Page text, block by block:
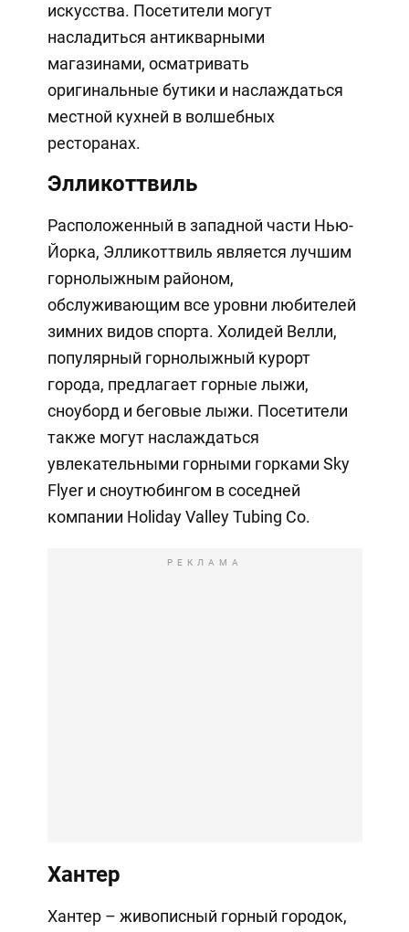
искусства. Посетители могут
насладиться антикварными
магазинами, осматривать
оригинальные бутики и наслаждаться
местной кухней в волшебных
ресторанах.
Элликоттвиль
Расположенный в западной части Нью-
Йорка, Элликоттвиль является лучшим
горнолыжным районом,
обслуживающим все уровни любителей
зимних видов спорта. Холидей Велли,
популярный горнолыжный курорт
города, предлагает горные лыжи,
сноуборд и беговые лыжи. Посетители
также могут наслаждаться
увлекательными горными горками Sky
Flyer и сноутюбингом в соседней
компании Holiday Valley Tubing Co.
РЕКЛАМА
Хантер
Хантер – живописный горный городок,